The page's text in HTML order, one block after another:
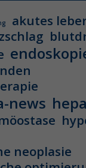
akutes
news
neoplasie